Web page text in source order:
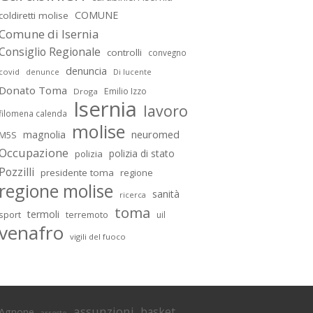
coldiretti molise COMUNE
di Isernia
Regionale controlli convegno
covid denunce denuncia Di lucente
Donato Toma Droga Emilio Izzo
calenda Isernia lavoro
M5S magnolia molise neuromed
polizia polizia di stato
Pozzilli presidente toma regione
regione molise ricerca sanità
sport termoli terremoto toma uil
vigili del fuoco